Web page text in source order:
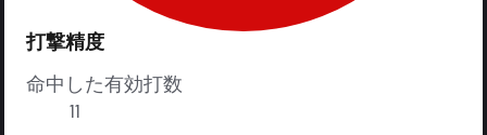
打撃精度
命中した有効打数
11